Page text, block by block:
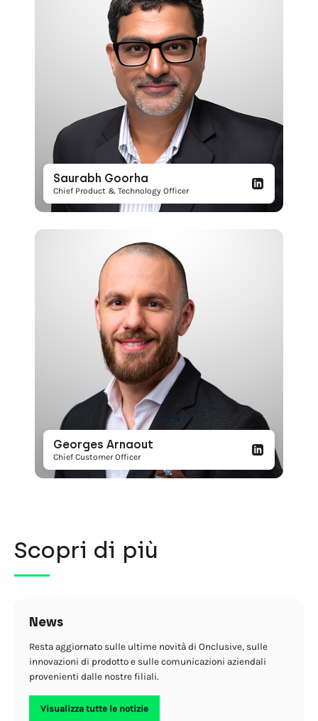
Saurabh Goorha
Chief Product & Technology Officer
Georges Arnaout
Chief Customer Officer
Scopri di più
News
Resta aggiornato sulle ultime novità di Onclusive, sulle
innovazioni di prodotto e sulle comunicazioni aziendali
provenienti dalle nostre filiali.
Visualizza tutte le notizie